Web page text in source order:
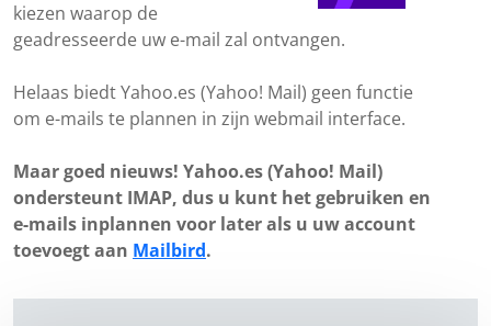
kiezen waarop de
geadresseerde uw e-mail zal ontvangen.
Helaas biedt Yahoo.es (Yahoo! Mail) geen functie
om e-mails te plannen in zijn webmail interface.
Maar goed nieuws! Yahoo.es (Yahoo! Mail)
ondersteunt IMAP, dus u kunt het gebruiken en
e-mails inplannen voor later als u uw account
toevoegt aan Mailbird.